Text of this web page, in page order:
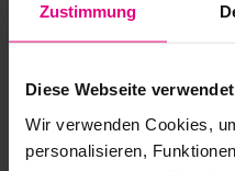
Zustimmung
Diese Webseite
Wir verwenden Cookies,
personalisieren,